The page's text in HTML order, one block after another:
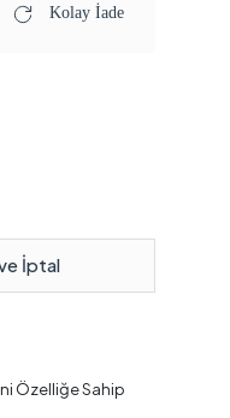
Kolay İade
İptal
Özelliğe Sahip